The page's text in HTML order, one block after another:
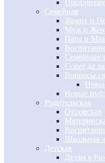
Семейная
Жених и
Муж и
Папа и
Семейные
Совет да
Вопросы
Новые
Родительская
Отцовская
Школьная
Детская
Детям в